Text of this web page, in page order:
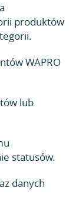
produktów
WAPRO
lub
statusów.
danych